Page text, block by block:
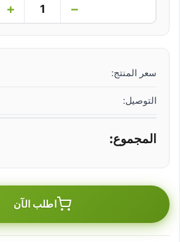
−
+
سعر المنتج:
التوصيل:
المجموع:
اطلب الآن